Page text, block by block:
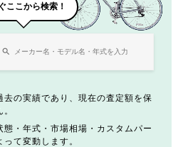
ここから検索！
去の実績であり、現在の査定額を保
態・年式・市場相場・カスタムパー
て変動します。